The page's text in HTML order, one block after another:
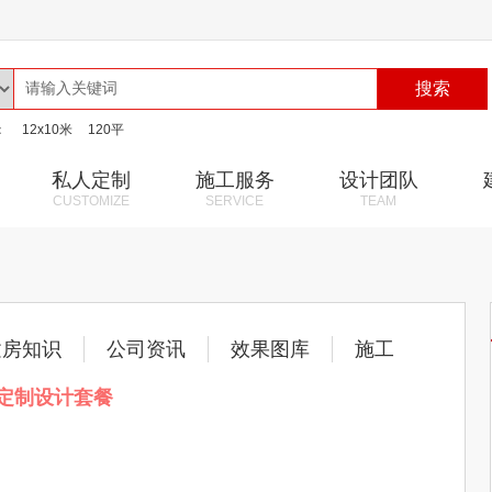
搜索
12x10米 120平
私人定制
CUSTOMIZE
施工服务
SERVICE
设计团队
TEAM
知识 公司资讯 效果图库 施工
制设计套餐